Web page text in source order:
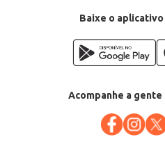
Baixe o
Acompanhe a gente